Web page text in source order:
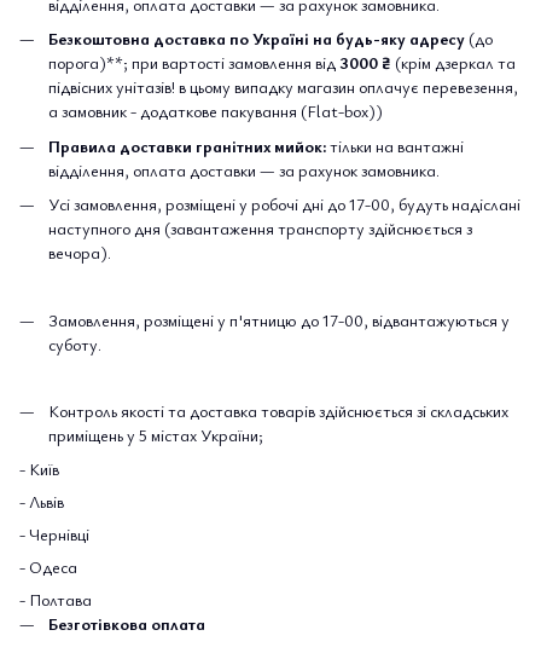
Безкоштовна доставка по Україні на будь-яку адресу (до
порога)**; при вартості замовлення від3000 ₴ (крім дзеркал та
підвісних унітазів! в цьому випадку магазин оплачує перевезення,
а замовник - додаткове пакування (Flat-box))
Правила доставки гранітних мийок:тільки на вантажні
відділення, оплата доставки — за рахунок замовника.
Усі замовлення, розміщені у робочі дні до 17-00, будуть надіслані
наступного дня (завантаження транспорту здійснюється з
вечора).
Замовлення, розміщені у п'ятницю до 17-00, відвантажуються у
суботу.
Контроль якості та доставка товарів здійснюється зі складських
приміщень у 5 містах України;
- Київ
- Львів
- Чернівці
- Одеса
- Полтава
Безготівкова оплата